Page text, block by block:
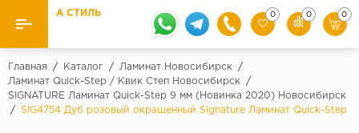
Назад
Ламинат Бренды
А СТИЛЬ 0 0 0
Главная / Каталог / Ламинат Новосибирск
/
Ламинат Quick-Step / Квик Степ Новосибирск
/
SIGNATURE Ламинат Quick-Step 9 мм (Новинка 2020) Новосибирск
/
SIG4754 Дуб розовый окрашенный Signature Ламинат Quick-Step